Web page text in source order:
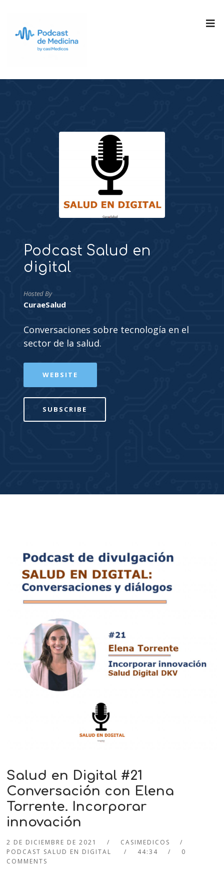
Podcast Salud en
digital
Hosted By
CuraeSalud
Conversaciones sobre tecnología en el
sector de la salud.
WEBSITE
SUBSCRIBE
Salud en Digital #21
Conversación con Elena
Torrente. Incorporar
innovación
2 DE DICIEMBRE DE 2021
CASIMEDICOS
PODCAST SALUD EN DIGITAL
44:34
0
COMMENTS